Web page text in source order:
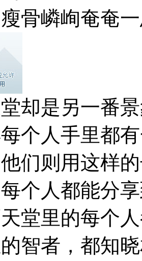
骨嶙峋奄奄
却是另一番
个人手里都
们则用这样
个人都能分
堂里的每个
智者，都知